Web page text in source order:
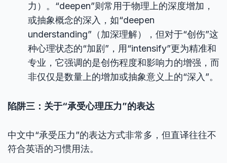
力）。“deepen”则常用于物理上的深度增加，
或抽象概念的深入，如“deepen
understanding”（加深理解），但对于“创伤”这
种心理状态的“加剧”，用“intensify”更为精准和
专业，它强调的是创伤程度和影响力的增强，而
非仅仅是数量上的增加或抽象意义上的“深入”。
陷阱三：关于“承受心理压力”的表达
中文中“承受压力”的表达方式非常多，但直译往往不
符合英语的习惯用法。